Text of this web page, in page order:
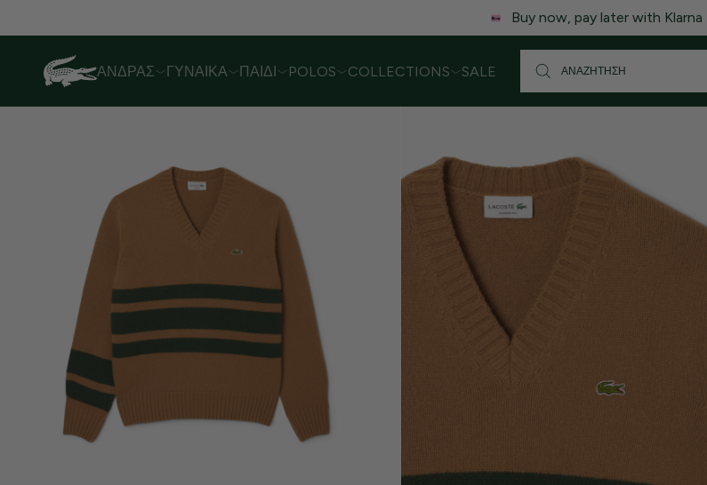
Λόγω αυξημένου όγκου παραγγελιών, ενδέχεται να υπάρξει μικρή καθυστέρηση
ΆΝΔΡΑΣ ΓΥΝΑΊΚΑ ΠΑΙΔΊ POLOS COLLECTIONS SALE